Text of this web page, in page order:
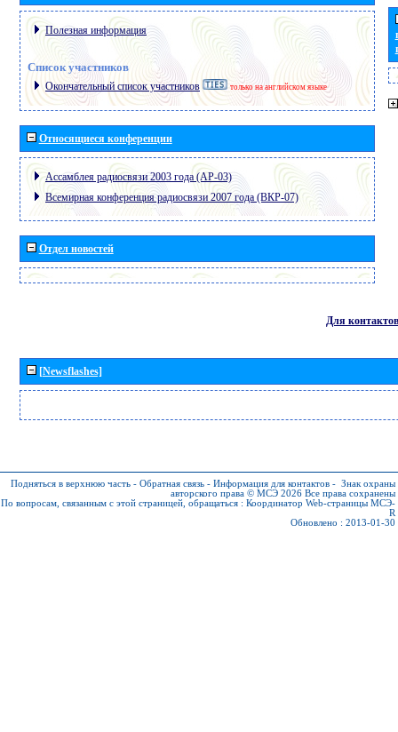
Полезная информация
Список участников
Окончательный список участников только на английском языке
Относящиеся конференции
Ассамблея радиосвязи 2003 года (АР-03)
Всемирная конференция радиосвязи 2007 года (ВКР-07)
Отдел новостей
Для контактов
[Newsflashes]
Подняться в верхнюю часть - Обратная связь - Информация для контактов - Знак охраны
авторского права © МСЭ 2026 Все права сохранены
По вопросам, связанным с этой страницей, обращаться : Координатор Web-страницы МСЭ-
R
Обновлено : 2013-01-30